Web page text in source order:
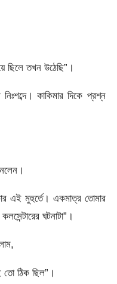
ছিলে তখন উঠেছি”।
কাকিমার দিকে প্রশ্ন
এই মুহুর্তে। একমাত্র তোমার
ঘটনাটা”।
ঠিক ছিল”।